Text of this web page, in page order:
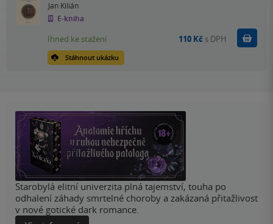
Jan Kilián
E-kniha
Stáhnout ukázku
Ihned ke stažení 110 Kč s DPH Koupit
Starobylá elitní univerzita plná tajemství, touha po
odhalení záhady smrtelné choroby a zakázaná přitažlivost
v nové gotické dark romance.